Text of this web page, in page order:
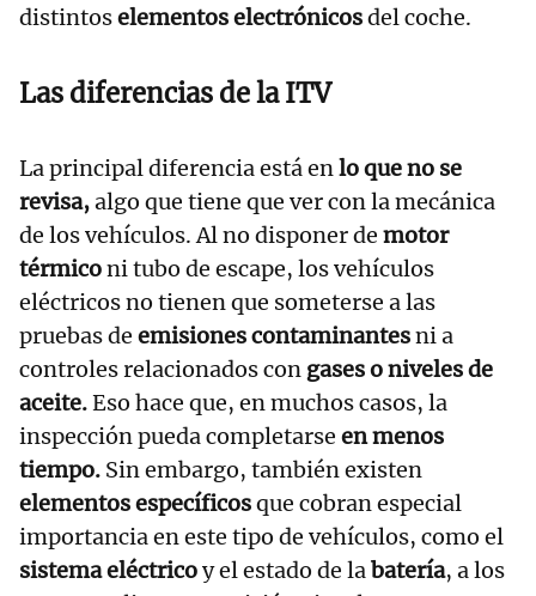
distintoselementos electrónicosdel coche.
Las diferencias de la ITV
La principal diferencia está enlo que no se
revisa,algo que tiene que ver con la mecánica
de los vehículos. Al no disponer de motor
térmiconi tubo de escape, los vehículos
eléctricos no tienen que someterse a las
pruebas de emisiones contaminantesni a
controles relacionados con gases o niveles de
aceite.Eso hace que, en muchos casos, la
inspección pueda completarse en menos
tiempo. Sin embargo, también existen
elementos específicosque cobran especial
importancia en este tipo de vehículos, como el
sistema eléctricoy el estado de labatería, a los